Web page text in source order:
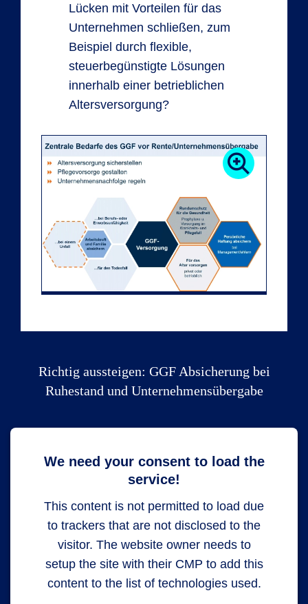
Lücken mit Vorteilen für das
Unternehmen schließen, zum
Beispiel durch flexible,
steuerbegünstigte Lösungen
innerhalb einer betrieblichen
Altersversorgung?
Richtig aussteigen: GGF Absicherung bei
Ruhestand und Unternehmensübergabe
We need your consent to load the
service!
This content is not permitted to load due
to trackers that are not disclosed to the
visitor. The website owner needs to
setup the site with their CMP to add this
content to the list of technologies used.